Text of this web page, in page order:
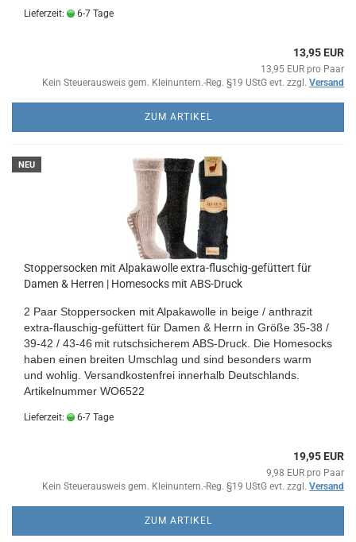
Lieferzeit: 6-7 Tage
13,95 EUR
13,95 EUR pro Paar
Kein Steuerausweis gem. Kleinuntern.-Reg. §19 UStG evt. zzgl. Versand
ZUM ARTIKEL
NEU
Stoppersocken mit Alpakawolle extra-fluschig-gefüttert für
Damen & Herren | Homesocks mit ABS-Druck
2 Paar Stoppersocken mit Alpakawolle in beige / anthrazit
extra-flauschig-gefüttert für Damen & Herrn in Größe 35-38 /
39-42 / 43-46 mit rutschsicherem ABS-Druck . Die Homesocks
haben einen breiten Umschlag und sind besonders warm
und wohlig. Versandkostenfrei innerhalb Deutschlands.
Artikelnummer WO6522
Lieferzeit: 6-7 Tage
19,95 EUR
9,98 EUR pro Paar
Kein Steuerausweis gem. Kleinuntern.-Reg. §19 UStG evt. zzgl. Versand
ZUM ARTIKEL